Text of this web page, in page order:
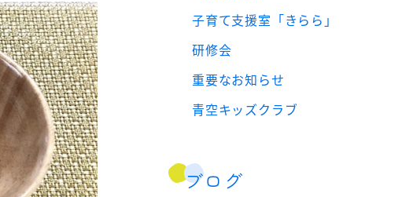
子育て支援室「きらら」
研修会
重要なお知らせ
青空キッズクラブ
ブログ